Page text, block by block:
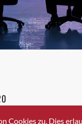
Cookies zu. Dies